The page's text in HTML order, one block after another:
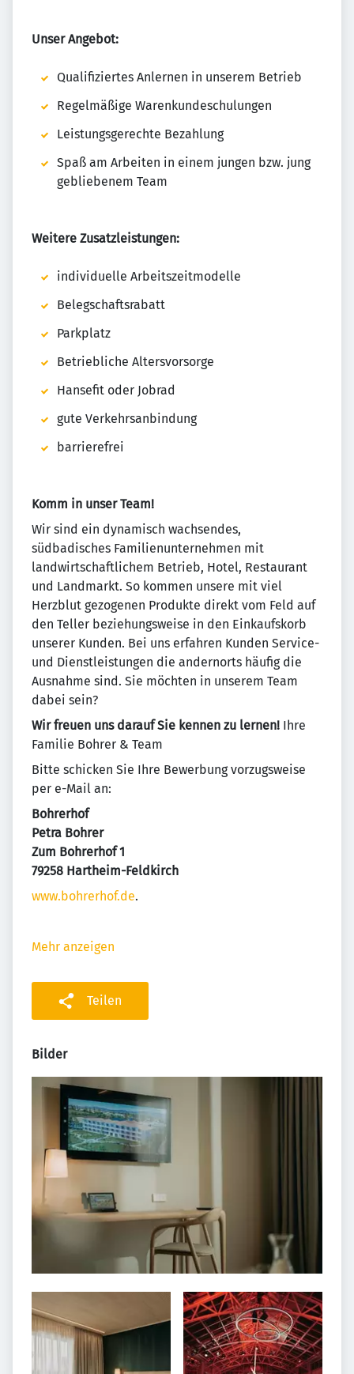
Unser Angebot:
Qualifiziertes Anlernen in unserem Betrieb
Regelmäßige Warenkundeschulungen
Leistungsgerechte Bezahlung
Spaß am Arbeiten in einem jungen bzw. jung
gebliebenem Team
Weitere Zusatzleistungen:
individuelle Arbeitszeitmodelle
Belegschaftsrabatt
Parkplatz
Betriebliche Altersvorsorge
Hansefit oder Jobrad
gute Verkehrsanbindung
barrierefrei
Komm in unser Team!
Wir sind ein dynamisch wachsendes,
südbadisches Familienunternehmen mit
landwirtschaftlichem Betrieb, Hotel, Restaurant
und Landmarkt. So kommen unsere mit viel
Herzblut gezogenen Produkte direkt vom Feld auf
den Teller beziehungsweise in den Einkaufskorb
unserer Kunden. Bei uns erfahren Kunden Service-
und Dienstleistungen die andernorts häufig die
Ausnahme sind. Sie möchten in unserem Team
dabei sein?
Wir freuen uns darauf Sie kennen zu lernen! Ihre
Familie Bohrer & Team
Bitte schicken Sie Ihre Bewerbung vorzugsweise
per e-Mail an:
Bohrerhof
Petra Bohrer
Zum Bohrerhof 1
79258 Hartheim-Feldkirch
www.bohrerhof.de.
Mehr anzeigen
Teilen
Bilder